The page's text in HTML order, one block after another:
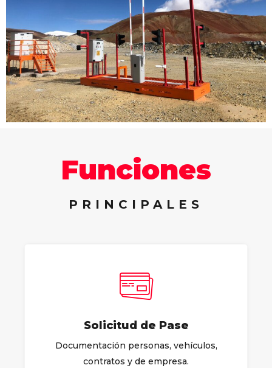
Funciones
PRINCIPALES
Solicitud de Pase
Documentación personas, vehículos,
contratos y de empresa.